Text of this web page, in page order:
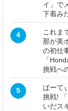
イ」で
下着み
4
これま
那が美
の初仕
「
挑戦へ
5
ぱーて
挑戦!
いだス